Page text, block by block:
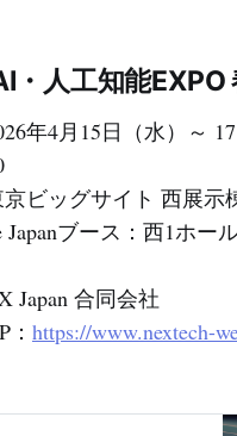
・人工知能EXPO
年4月15日（水）～
京ビッグサイト 西展示
Japanブース：西1ホー
Japan 合同会社
https://www.nextech-